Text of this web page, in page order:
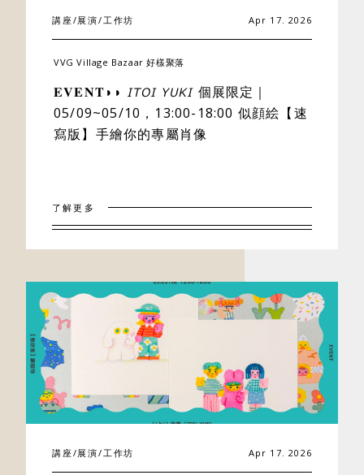
講座/展演/工作坊 Apr 17. 2026
VVG Village Bazaar 好樣聚落
𝐄𝐕𝐄𝐍𝐓◗◗ 𝘐𝘛𝘖𝘐 𝘠𝘜𝘒𝘐 個展限定｜
05/09~05/10，13:00-18:00 似顔絵【速
寫版】手繪你的專屬肖像
了解更多
講座/展演/工作坊 Apr 17. 2026